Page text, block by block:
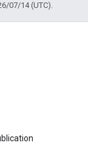
07/14 (UTC).